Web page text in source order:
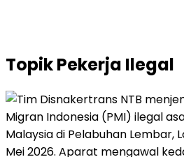
TopikPekerja Ilegal